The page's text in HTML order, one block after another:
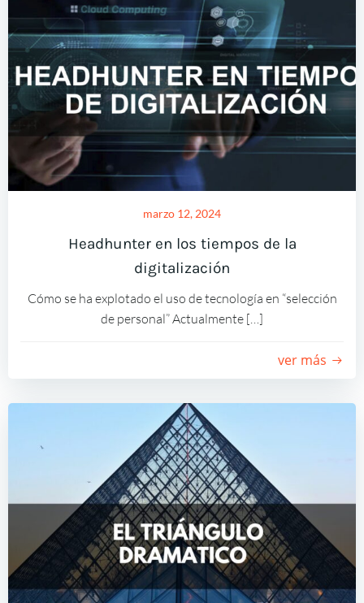
marzo 12, 2024
Headhunter en los tiempos de la
digitalización
Cómo se ha explotado el uso de tecnología en “selección
de personal” Actualmente […]
ver más